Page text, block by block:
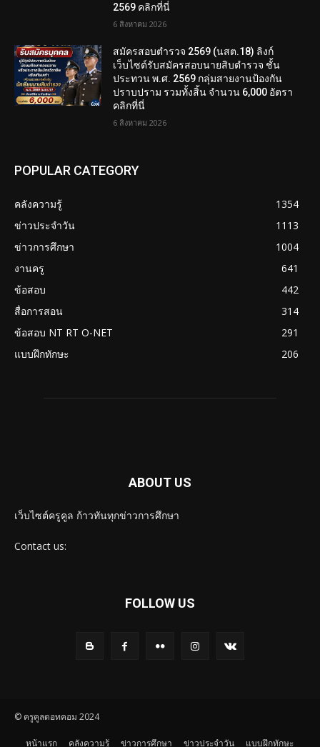
2569 คลิกที่นี่
6 สิงหาคม 2026
สมัครสอบตํารวจ 2569 (นสต.18) ลิงก์
เว็บไซต์รับสมัครสอบนายสิบตำรวจ ชั้น
ประทวน พ.ศ. 2569 กลุ่มสายงานป้องกัน
ปราบปราม รวมทั้งสิ้น จำนวน 6,000 อัตรา
คลิกที่นี่
6 สิงหาคม 2026
POPULAR CATEGORY
คลังความรู้
1354
ข่าวประจำวัน
1113
ข่าวการศึกษา
1004
งานครู
641
ข้อสอบ
442
สื่อการสอน
314
ข้อสอบ NT RT O-NET
291
แบบฝึกทักษะ
206
ABOUT US
เว็บไซต์ครูคูล ก้าวทันทุกข่าวการศึกษา
Contact us:
FOLLOW US
© ครูคูลดอทคอม 2024
หน้าแรก คลังความรู้ ข่าวการศึกษา ข่าวประจำวัน แบบฝึกทักษะ